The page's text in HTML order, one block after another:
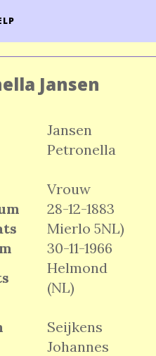
Jansen
Jansen
Petronella
Vrouw
28-12-1883
Mierlo 5NL)
30-11-1966
Helmond
(NL)
Seijkens
Johannes